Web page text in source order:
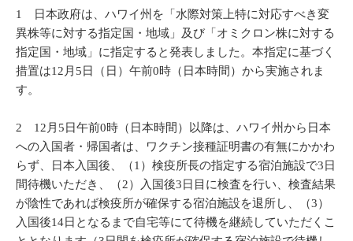
1 日本政府は、ハワイ州を「水際対策上特に対応すべき変
異株等に対する指定国・地域」及び「オミクロン株に対する
指定国・地域」に指定すると発表しました。本指定に基づく
措置は12月5日（日）午前0時（日本時間）から実施されま
す。
2 12月5日午前0時（日本時間）以降は、ハワイ州から日本
への入国者・帰国者は、ワクチン接種証明書の有無にかかわ
らず、日本入国後、（1）検疫所長の指定する宿泊施設で3日
間待機いただき、（2）入国後3日目に検査を行い、検査結果
が陰性であれば検疫所が確保する宿泊施設を退所し、（3）
入国後14日となるまで自宅等にて待機を継続していただくこ